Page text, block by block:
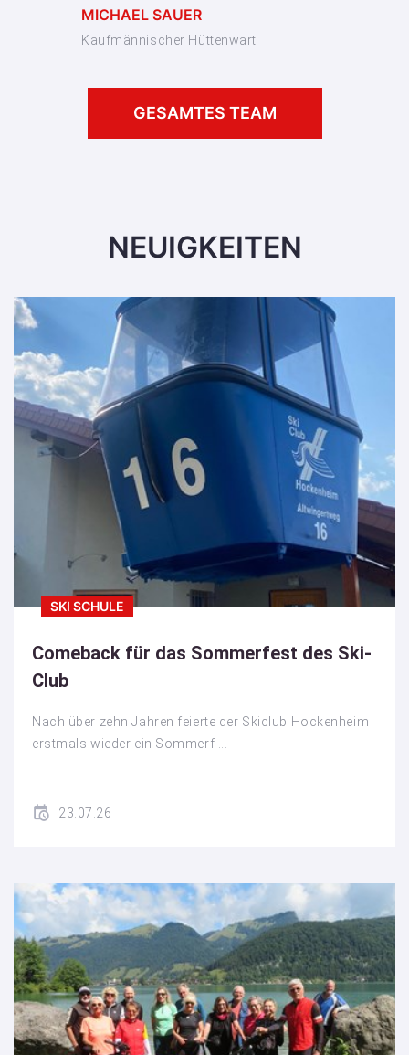
MICHAEL SAUER
Kaufmännischer Hüttenwart
GESAMTES TEAM
NEUIGKEITEN
Comeback für das Sommerfest des Ski-
Club
Nach über zehn Jahren feierte der Skiclub Hockenheim
erstmals wieder ein Sommerf ...
23.07.26
SKI SCHULE